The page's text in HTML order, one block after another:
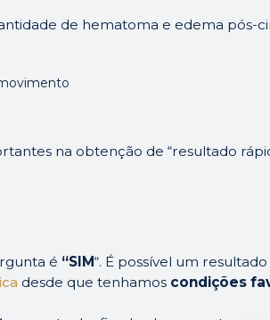
de hematoma e edema pós-
na obtenção de “resultado
é “SIM“. É possível um
desde que tenhamos condições